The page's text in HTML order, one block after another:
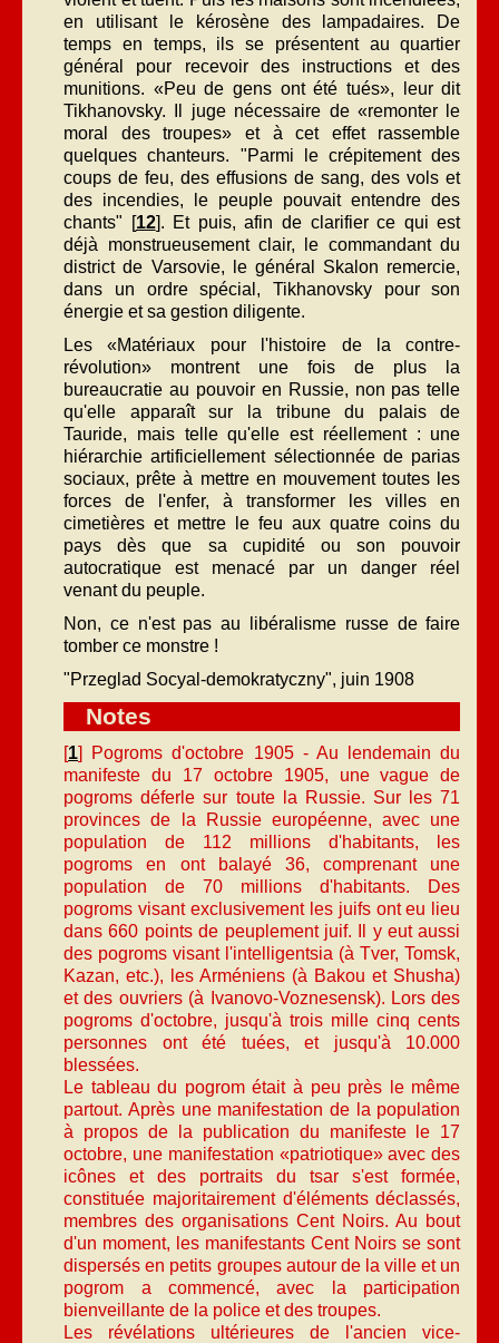
en utilisant le kérosène des lampadaires. De
temps en temps, ils se présentent au quartier
général pour recevoir des instructions et des
munitions. «Peu de gens ont été tués», leur dit
Tikhanovsky. Il juge nécessaire de «remonter le
moral des troupes» et à cet effet rassemble
quelques chanteurs. "Parmi le crépitement des
coups de feu, des effusions de sang, des vols et
des incendies, le peuple pouvait entendre des
chants" [12]. Et puis, afin de clarifier ce qui est
déjà monstrueusement clair, le commandant du
district de Varsovie, le général Skalon remercie,
dans un ordre spécial, Tikhanovsky pour son
énergie et sa gestion diligente.
Les «Matériaux pour l'histoire de la contre-
révolution» montrent une fois de plus la
bureaucratie au pouvoir en Russie, non pas telle
qu'elle apparaît sur la tribune du palais de
Tauride, mais telle qu'elle est réellement : une
hiérarchie artificiellement sélectionnée de parias
sociaux, prête à mettre en mouvement toutes les
forces de l'enfer, à transformer les villes en
cimetières et mettre le feu aux quatre coins du
pays dès que sa cupidité ou son pouvoir
autocratique est menacé par un danger réel
venant du peuple.
Non, ce n'est pas au libéralisme russe de faire
tomber ce monstre !
"Przeglad Socyal-demokratyczny", juin 1908
Notes
[1] Pogroms d'octobre 1905 - Au lendemain du
manifeste du 17 octobre 1905, une vague de
pogroms déferle sur toute la Russie. Sur les 71
provinces de la Russie européenne, avec une
population de 112 millions d'habitants, les
pogroms en ont balayé 36, comprenant une
population de 70 millions d'habitants. Des
pogroms visant exclusivement les juifs ont eu lieu
dans 660 points de peuplement juif. Il y eut aussi
des pogroms visant l'intelligentsia (à Tver, Tomsk,
Kazan, etc.), les Arméniens (à Bakou et Shusha)
et des ouvriers (à Ivanovo-Voznesensk). Lors des
pogroms d'octobre, jusqu'à trois mille cinq cents
personnes ont été tuées, et jusqu'à 10.000
blessées.
Le tableau du pogrom était à peu près le même
partout. Après une manifestation de la population
à propos de la publication du manifeste le 17
octobre, une manifestation «patriotique» avec des
icônes et des portraits du tsar s'est formée,
constituée majoritairement d'éléments déclassés,
membres des organisations Cent Noirs. Au bout
d'un moment, les manifestants Cent Noirs se sont
dispersés en petits groupes autour de la ville et un
pogrom a commencé, avec la participation
bienveillante de la police et des troupes.
Les révélations ultérieures de l'ancien vice-